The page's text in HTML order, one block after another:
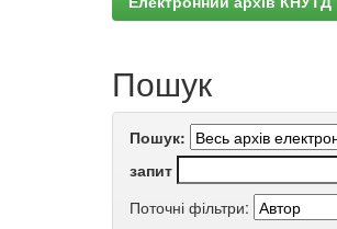
Пошук
Пошук:
запит
Поточні фільтри: